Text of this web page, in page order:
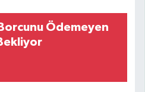
Ödemeyen